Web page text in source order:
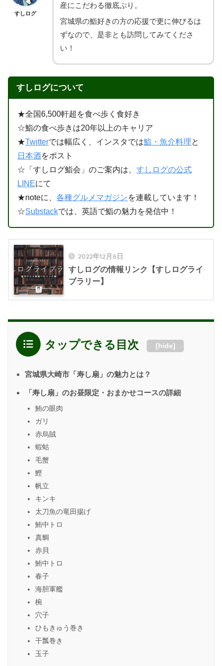
すしログ
産にこだわる徹底ぷり。
宮城県の鮨好きの方の応援で更に伸びるは
ずなので、是非とも訪問してみてくださ
い！
すしログについて
★全国6,500軒超を食べ歩く食好き
☆鮨の食べ歩きは20年以上のキャリア
★Twitterでは幅広く、インスタでは鮨・魚介料理と
日本酒をポスト
☆「すしログ鮨会」のご案内は、すしログの公式
LINEにて
★noteに、各種グルメマガジンを連載しています！
☆Substackでは、英語で鮨の魅力を発信中！
2022年12月6日
すしログの情報リンク【すしログライ
ブラリー】
タップできる目次 [hide]
宮城県大崎市「寿し扇」の魅力とは？
「寿し扇」のお昼限定・おまかせコースの詳細
鮪の眼肉
ガリ
赤烏賊
蝦蛄
毛蟹
鰹
帆立
キンキ
太刀魚の竜田揚げ
鮪中トロ
真鯛
赤貝
鮪中トロ
春子
海胆軍艦
椀
穴子
ひもきゅう巻き
干瓢巻き
玉子